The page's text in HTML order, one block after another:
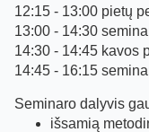
12:15 - 13:00 pietų
13:00 - 14:30
14:30 - 14:45 kavos
14:45 - 16:15
Seminaro dalyvis
išsamią